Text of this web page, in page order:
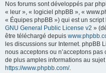
Nos forums sont développés par
« leur », « logiciel phpBB », «
« Équipes phpBB ») qui est un
GNU General Public License v2 »
être téléchargé depuis
les discussions sur Internet. phpBB
nous acceptons ou n’acceptons
de plus amples informations au
https://www.phpbb.com/.